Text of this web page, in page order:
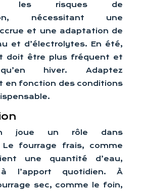
les risques de
nécessitant une
et une adaptation de
et d’électrolytes. En été,
doit être plus fréquent et
hiver. Adaptez
en fonction des conditions
joue un rôle dans
Le fourrage frais, comme
une quantité d’eau,
l’apport quotidien. À
sec, comme le foin,